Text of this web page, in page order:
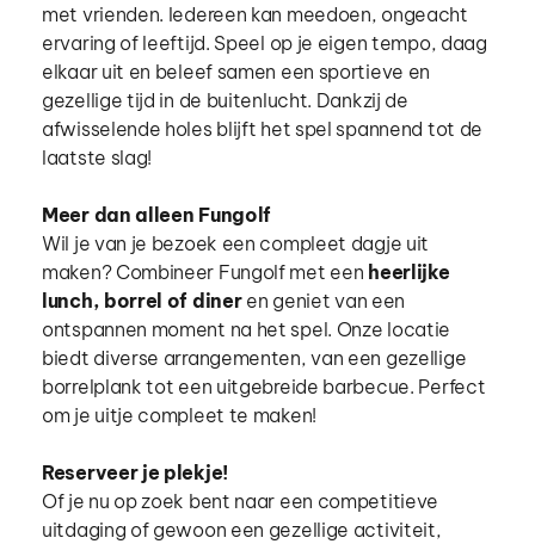
met vrienden. Iedereen kan meedoen, ongeacht
ervaring of leeftijd. Speel op je eigen tempo, daag
elkaar uit en beleef samen een sportieve en
gezellige tijd in de buitenlucht. Dankzij de
afwisselende holes blijft het spel spannend tot de
laatste slag!
Meer dan alleen Fungolf
Wil je van je bezoek een compleet dagje uit
maken? Combineer Fungolf met een heerlijke
lunch, borrel of diner en geniet van een
ontspannen moment na het spel. Onze locatie
biedt diverse arrangementen, van een gezellige
borrelplank tot een uitgebreide barbecue. Perfect
om je uitje compleet te maken!
Reserveer je plekje!
Of je nu op zoek bent naar een competitieve
uitdaging of gewoon een gezellige activiteit,